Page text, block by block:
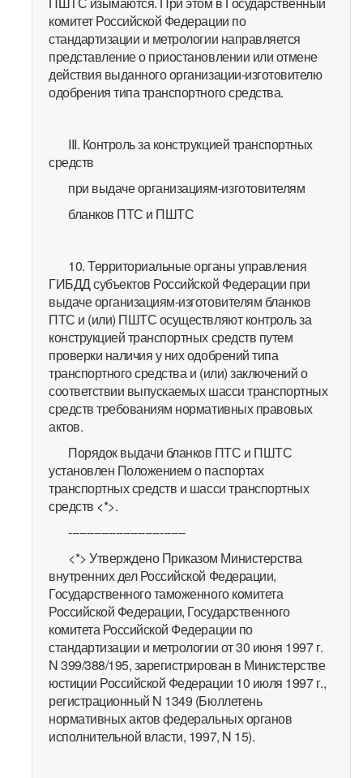
комитет Российской Федерации по
стандартизации и метрологии направляется
представление о приостановлении или отмене
действия выданного организации-изготовителю
одобрения типа транспортного средства.
III. Контроль за конструкцией транспортных
средств
при выдаче организациям-изготовителям
бланков ПТС и ПШТС
10. Территориальные органы управления
ГИБДД субъектов Российской Федерации при
выдаче организациям-изготовителям бланков
ПТС и (или) ПШТС осуществляют контроль за
конструкцией транспортных средств путем
проверки наличия у них одобрений типа
транспортного средства и (или) заключений о
соответствии выпускаемых шасси транспортных
средств требованиям нормативных правовых
актов.
Порядок выдачи бланков ПТС и ПШТС
установлен Положением о паспортах
транспортных средств и шасси транспортных
средств <*>.
--------------------------------
<*> Утверждено Приказом Министерства
внутренних дел Российской Федерации,
Государственного таможенного комитета
Российской Федерации, Государственного
комитета Российской Федерации по
стандартизации и метрологии от 30 июня 1997 г.
N 399/388/195, зарегистрирован в Министерстве
юстиции Российской Федерации 10 июля 1997 г.,
регистрационный N 1349 (Бюллетень
нормативных актов федеральных органов
исполнительной власти, 1997, N 15).